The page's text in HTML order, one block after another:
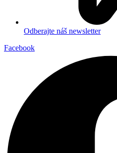
Odberajte náš newsletter
Facebook